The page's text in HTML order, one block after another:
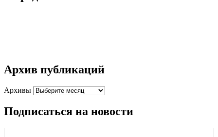
Архив публикаций
Архивы
Подписаться на новости